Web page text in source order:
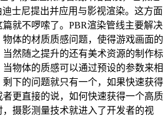
士尼提出并应用与影视渲染。这方面
就不啰嗦了。PBR渲染管线主要解决
体的材质质感问题，使得游戏画面的
然随之提升的还有美术资源的制作标
物体的质感可以通过预设的参数来相
下的问题就只有一个，如果快速获得
更直接的说，如何快速获得一个高质
摄影测量技术就进入了开发者的视